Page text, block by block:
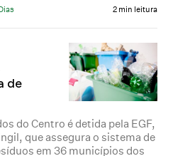
2 min leitura
de
do Centro é detida pela EGF,
que assegura o sistema de
em 36 municípios dos